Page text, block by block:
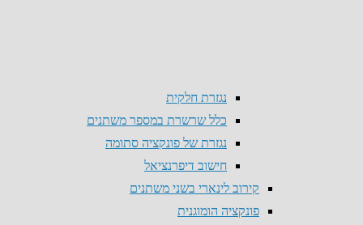
נגזרת חלקית
כלל שרשרת במספר משתנים
נגזרת של פונקציה סתומה
חישוב דיפרנציאל
קירוב לינארי בשני משתנים
פונקציה הומוגנית